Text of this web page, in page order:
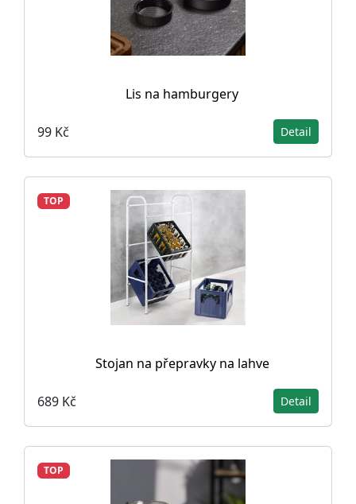
Lis na hamburgery
99 Kč Detail
TOP
Stojan na přepravky na lahve
689 Kč Detail
TOP